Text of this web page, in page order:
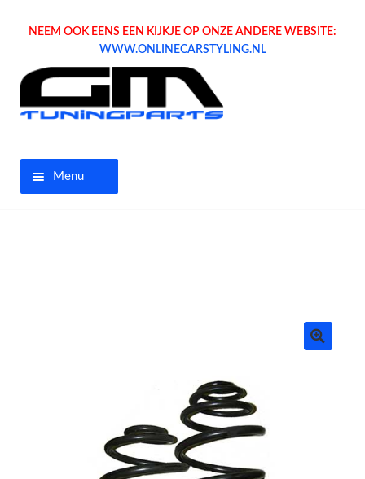
NEEM OOK EENS EEN KIJKJE OP ONZE ANDERE WEBSITE:
WWW.ONLINECARSTYLING.NL
Menu
Bedrijfswagen parts